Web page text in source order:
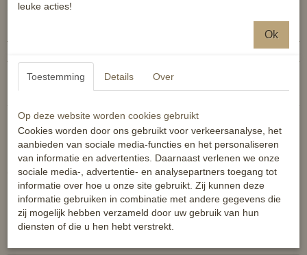
Specificaties
Reacties
Ook interessant
leuke acties!
Ok
Toestemming Details Over
Op deze website worden cookies gebruikt
Cookies worden door ons gebruikt voor verkeersanalyse, het
aanbieden van sociale media-functies en het personaliseren
van informatie en advertenties. Daarnaast verlenen we onze
sociale media-, advertentie- en analysepartners toegang tot
informatie over hoe u onze site gebruikt. Zij kunnen deze
informatie gebruiken in combinatie met andere gegevens die
zij mogelijk hebben verzameld door uw gebruik van hun
diensten of die u hen hebt verstrekt.